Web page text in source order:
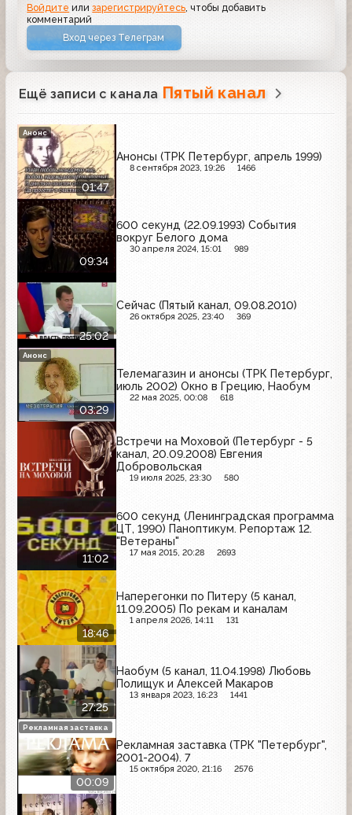
Войдите илизарегистрируйтесь , чтобы добавить
комментарий
Вход через Телеграм
Ещё записи с канала Пятый канал
01:47
Анонсы (ТРК Петербург, апрель 1999)
8 сентября 2023, 19:26 1466
Анонс
09:34
600 секунд (22.09.1993) События
вокруг Белого дома
30 апреля 2024, 15:01 989
25:02
Сейчас (Пятый канал, 09.08.2010)
26 октября 2025, 23:40 369
03:29
Телемагазин и анонсы (ТРК Петербург,
июль 2002) Окно в Грецию, Наобум
22 мая 2025, 00:08 618
Анонс
Встречи на Моховой (Петербург - 5
канал, 20.09.2008) Евгения
Добровольская
19 июля 2025, 23:30 580
11:02
600 секунд (Ленинградская программа
ЦТ, 1990) Паноптикум. Репортаж 12.
"Ветераны"
17 мая 2015, 20:28 2693
18:46
Наперегонки по Питеру (5 канал,
11.09.2005) По рекам и каналам
1 апреля 2026, 14:11 131
27:25
Наобум (5 канал, 11.04.1998) Любовь
Полищук и Алексей Макаров
13 января 2023, 16:23 1441
00:09
Рекламная заставка (ТРК "Петербург",
2001-2004). 7
15 октября 2020, 21:16 2576
Рекламная заставка